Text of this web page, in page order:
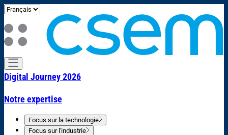
Digital Journey 2026
Notre expertise
Focus sur la technologie
Focus sur l'industrie